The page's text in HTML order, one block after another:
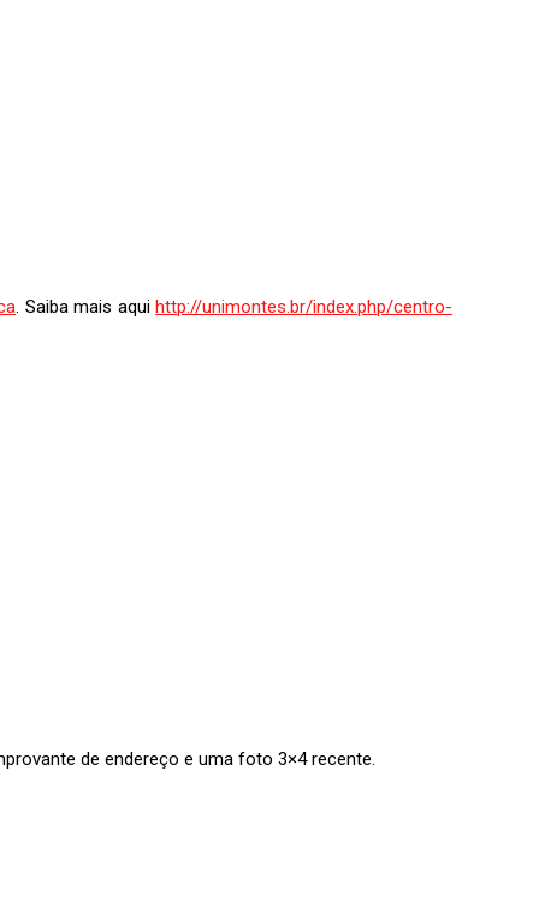
. Saiba mais aquihttp://unimontes.br/index.php/centro-
de endereço e uma foto 3×4 recente.